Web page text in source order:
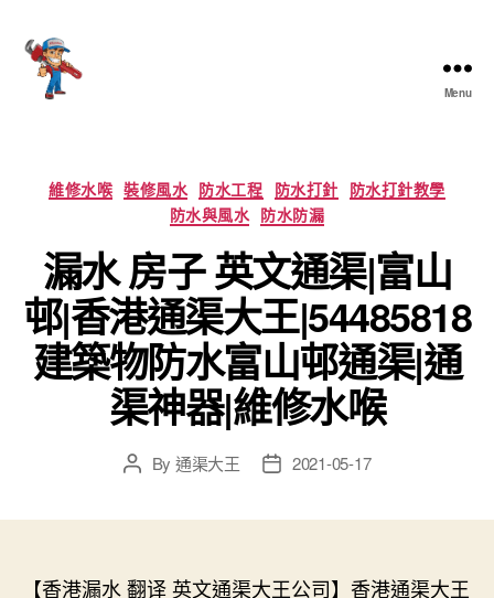
Menu
Categories
維修水喉 裝修風水 防水工程 防水打針 防水打針教學
防水與風水 防水防漏
漏水 房子 英文通渠|富山
邨|香港通渠大王|54485818
建築物防水富山邨通渠|通
渠神器|維修水喉
PostBy 通渠大王
Post2021-05-17
【香港漏水 翻译 英文通渠大王公司】香港通渠大王